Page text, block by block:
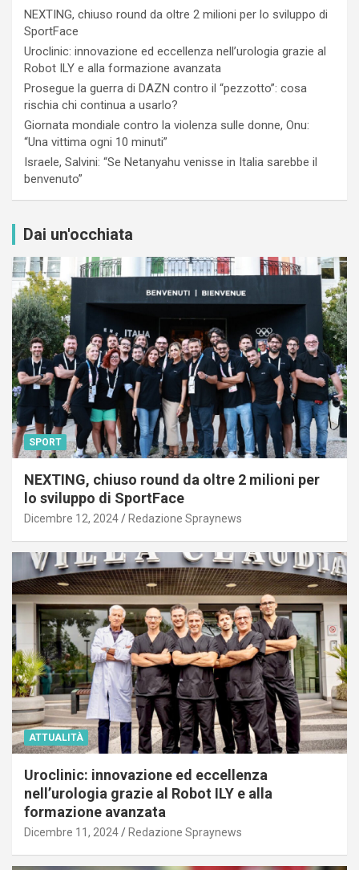
NEXTING, chiuso round da oltre 2 milioni per lo sviluppo di
SportFace
Uroclinic: innovazione ed eccellenza nell’urologia grazie al
Robot ILY e alla formazione avanzata
Prosegue la guerra di DAZN contro il “pezzotto”: cosa
rischia chi continua a usarlo?
Giornata mondiale contro la violenza sulle donne, Onu:
“Una vittima ogni 10 minuti”
Israele, Salvini: “Se Netanyahu venisse in Italia sarebbe il
benvenuto”
Dai un'occhiata
SPORT
NEXTING, chiuso round da oltre 2 milioni per
lo sviluppo di SportFace
Dicembre 12, 2024 Redazione Spraynews
ATTUALITÀ
Uroclinic: innovazione ed eccellenza
nell’urologia grazie al Robot ILY e alla
formazione avanzata
Dicembre 11, 2024 Redazione Spraynews